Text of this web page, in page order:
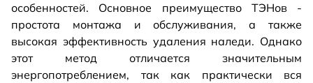
особенностей. Основное преимущество ТЭНов -
простота монтажа и обслуживания, а также
высокая эффективность удаления наледи. Однако
этот метод отличается значительным
энергопотреблением, так как практически вся